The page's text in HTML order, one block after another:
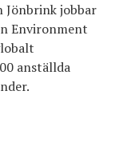
Jönbrink jobbar
Environment
anställda